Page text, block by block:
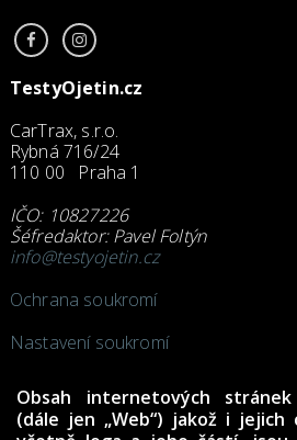
TestyOjetin.cz
CarTrax, s.r.o.
Rybná 716/24
110 00 Praha 1
IČO: 10827226
Šéfredaktor: Pavel Foltýn
info@testyojetin.cz
Ochrana soukromí
Nastavení soukromí
Obsah internetových
(dále jen „Web“) jakož i